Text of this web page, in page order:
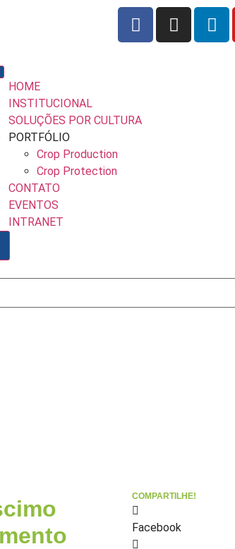
HOME
INSTITUCIONAL
SOLUÇÕES POR CULTURA
PORTFÓLIO
Crop Production
Crop Protection
CONTATO
EVENTOS
INTRANET
COMPARTILHE!
Facebook